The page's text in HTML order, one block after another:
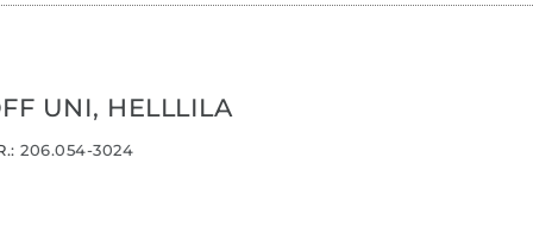
UNI, HELLLILA
206.054-3024